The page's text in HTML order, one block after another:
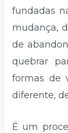
fundadas
mudança,
de
quebrar
formas de
diferente,
É um